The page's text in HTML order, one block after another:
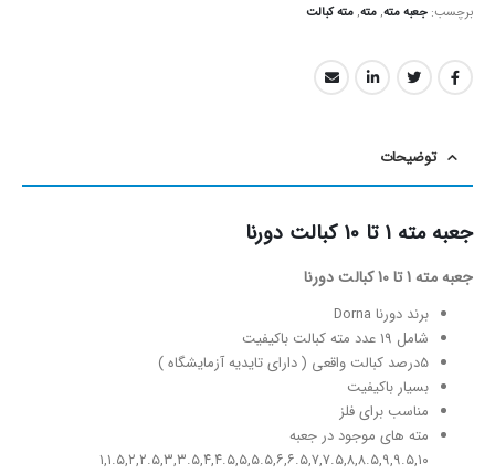
برچسب: جعبه مته,مته,مته کبالت
توضیحات
جعبه مته 1 تا 10 کبالت دورنا
جعبه مته 1 تا 10 کبالت دورنا
برند دورنا Dorna
شامل 19 عدد مته کبالت باکیفیت
5درصد کبالت واقعی ( دارای تایدیه آزمایشگاه )
بسیار باکیفیت
مناسب برای فلز
مته های موجود در جعبه
۱,۱.۵,۲,۲.۵,۳,۳.۵,۴,۴.۵,۵,۵.۵,۶,۶.۵,۷,۷.۵,۸,۸.۵,۹,۹.۵,۱۰